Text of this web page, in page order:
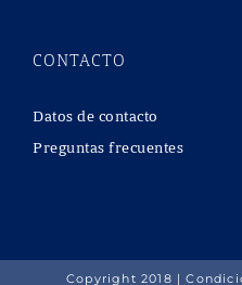
CONTACTO
Datos de contacto
Preguntas frecuentes
Copyright 2018 |